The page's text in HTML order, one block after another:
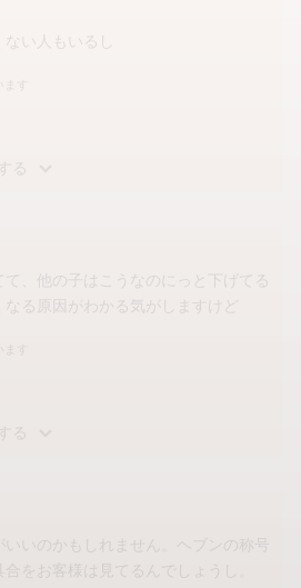
い人もいるし
す
る
、他の子はこうなのにっと下げてる
なる原因がわかる気がしますけど
す
る